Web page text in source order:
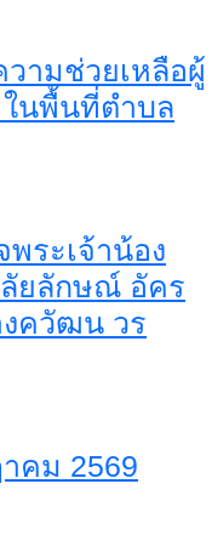
ามช่วยเหลือผู้
นพื้นที่ตำบล
ระเจ้าน้อง
ยลักษณ์ อัคร
ควัฒน วร
คม 2569